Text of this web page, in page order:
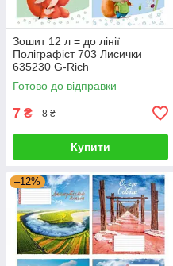
Зошит 12 л = до лінії
Поліграфіст 703 Лисички
635230 G-Rich
Готово до відправки
7 ₴ 8 ₴
Купити
–12%